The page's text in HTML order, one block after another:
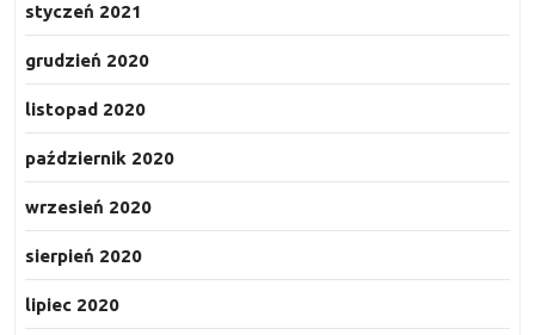
styczeń 2021
grudzień 2020
listopad 2020
październik 2020
wrzesień 2020
sierpień 2020
lipiec 2020